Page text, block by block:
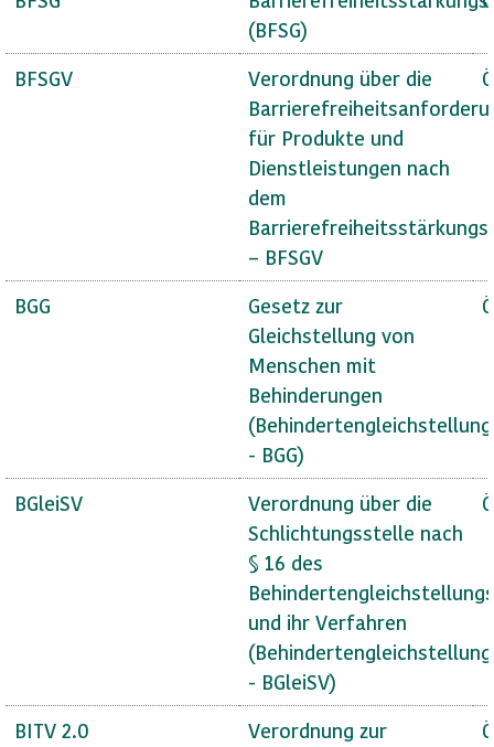
(BFSG)
BFSGV
Verordnung über die
für Produkte und
Dienstleistungen nach
dem
– BFSGV
BGG
Gesetz zur
Gleichstellung von
Menschen mit
Behinderungen
- BGG)
BGleiSV
Verordnung über die
Schlichtungsstelle nach
§ 16 des
und ihr Verfahren
- BGleiSV)
BITV 2.0
Verordnung zur